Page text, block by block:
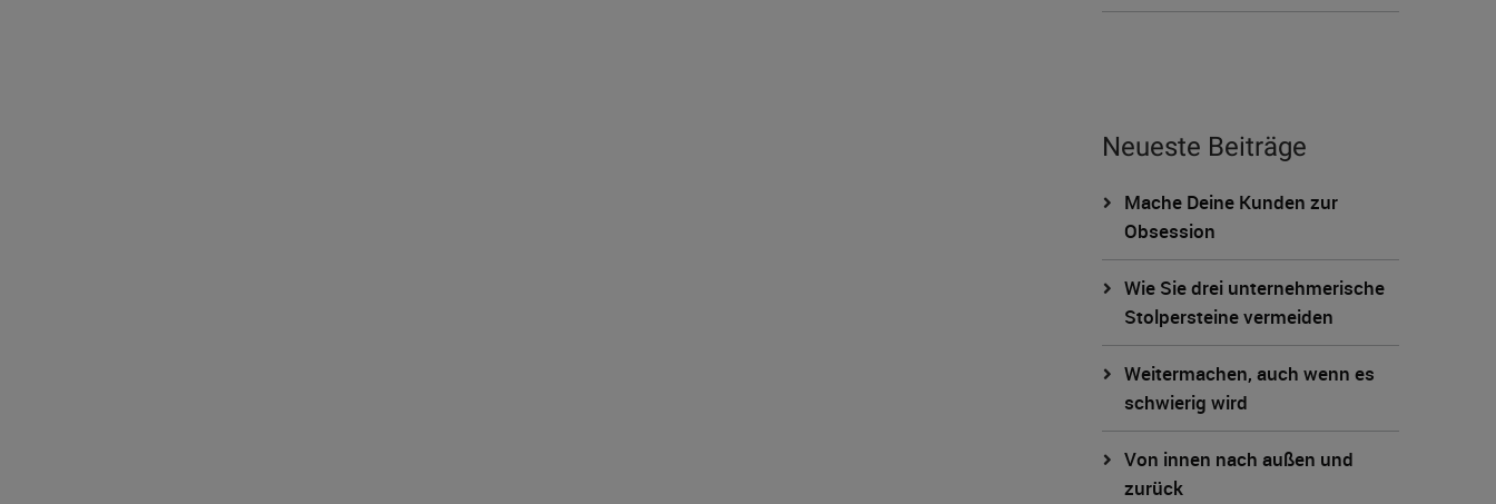
Neueste Beiträge
Mache Deine Kunden zur
Obsession
Wie Sie drei unternehmerische
Stolpersteine vermeiden
Weitermachen, auch wenn es
schwierig wird
Von innen nach außen und
zurück